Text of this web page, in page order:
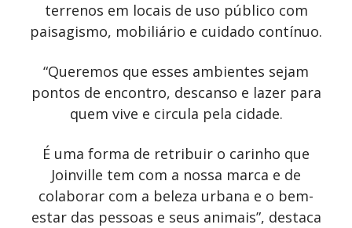
terrenos em locais de uso público com
paisagismo, mobiliário e cuidado contínuo.
“Queremos que esses ambientes sejam
pontos de encontro, descanso e lazer para
quem vive e circula pela cidade.
É uma forma de retribuir o carinho que
Joinville tem com a nossa marca e de
colaborar com a beleza urbana e o bem-
estar das pessoas e seus animais”, destaca